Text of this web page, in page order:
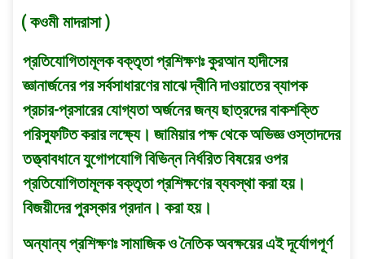
( কওমী মাদরাসা )
প্রতিযােগিতামূলক বক্তৃতা প্রশিক্ষণঃ কুরআন হাদীসের
জ্ঞানার্জনের পর সর্বসাধারণের মাঝে দ্বীনি দাওয়াতের ব্যাপক
প্রচার-প্রসারের যােগ্যতা অর্জনের জন্য ছাত্রদের বাকশক্তি
পরিস্ফুটিত করার লক্ষ্যে। জামিয়ার পক্ষ থেকে অভিজ্ঞ ওস্তাদদের
তত্ত্বাবধানে যুগােপযােগি বিভিন্ন নির্ধরিত বিষয়ের ওপর
প্রতিযােগিতামূলক বক্তৃতা প্রশিক্ষণের ব্যবস্থা করা হয়।
বিজয়ীদের পুরস্কার প্রদান। করা হয়।
অন্যান্য প্রশিক্ষণঃ সামাজিক ও নৈতিক অবক্ষয়ের এই দূর্যোগপূর্ণ